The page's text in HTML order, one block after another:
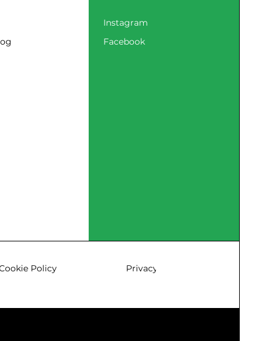
Instagram
Facebook
Policy Privacy & Policy